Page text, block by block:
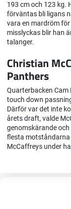
193 cm och 123 kg.
förväntas bli ligans
vara en mardröm
misslyckas blir han
talanger.
Christian
Panthers
Quarterbacken
touch down
Därför var det inte
årets draft, valde
genomskärande
flesta
McCaffreys under